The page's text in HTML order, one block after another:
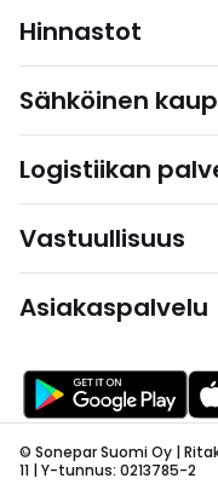
Hinnastot
Sähköinen
Logistiikan
Vastuullisuus
Asiakaspalvelu
© Sonepar Suomi Oy |
11 | Y-tunnus: 0213785-2